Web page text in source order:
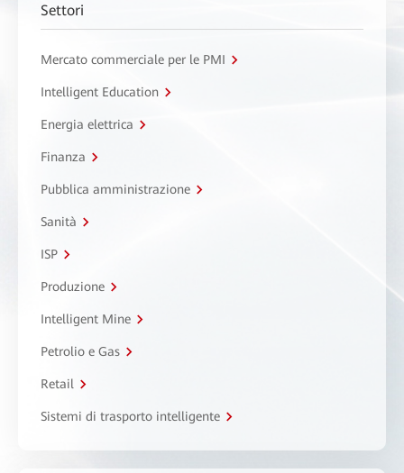
Settori
Mercato commerciale per le PMI
Intelligent Education
Energia elettrica
Finanza
Pubblica amministrazione
Sanità
ISP
Produzione
Intelligent Mine
Petrolio e Gas
Retail
Sistemi di trasporto intelligente